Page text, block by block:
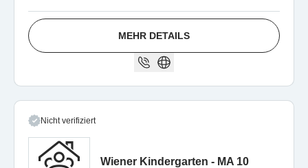
MEHR DETAILS
Nicht verifiziert
Wiener Kindergarten - MA 10